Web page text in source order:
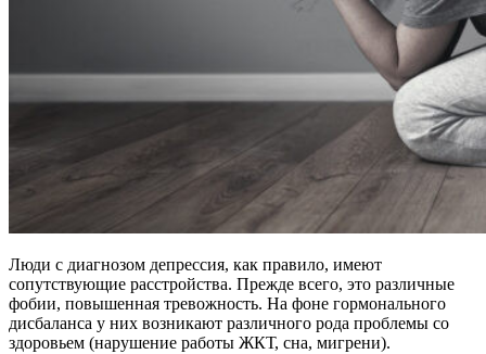
Люди с диагнозом депрессия, как правило, имеют
сопутствующие расстройства. Прежде всего, это различные
фобии, повышенная тревожность. На фоне гормонального
дисбаланса у них возникают различного рода проблемы со
здоровьем (нарушение работы ЖКТ, сна, мигрени).